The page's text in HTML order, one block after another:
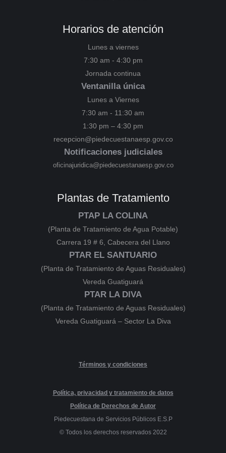
Horarios de atención
Lunes a viernes
7:30 am - 4:30 pm
Jornada continua
Ventanilla única
Lunes a Viernes
7:30 am - 11:30 am
1:30 pm – 4:30 pm
recepcion@piedecuestanaesp.gov.co
Notificaciones judiciales
oficinajuridica@piedecuestanaesp.gov.co
Plantas de Tratamiento
PTAP LA COLINA
(Planta de Tratamiento de Agua Potable)
Carrera 19 # 6, Cabecera del Llano
PTAR EL SANTUARIO
(Planta de Tratamiento de Aguas Residuales)
Vereda Guatiguará
PTAR LA DIVA
(Planta de Tratamiento de Aguas Residuales)
Vereda Guatiguará – Sector La Diva
Términos y condiciones
Política, privacidad y tratamiento de datos
Política de Derechos de Autor
Piedecuestana de Servicios Públicos E.S.P
© Todos los derechos reservados 2022